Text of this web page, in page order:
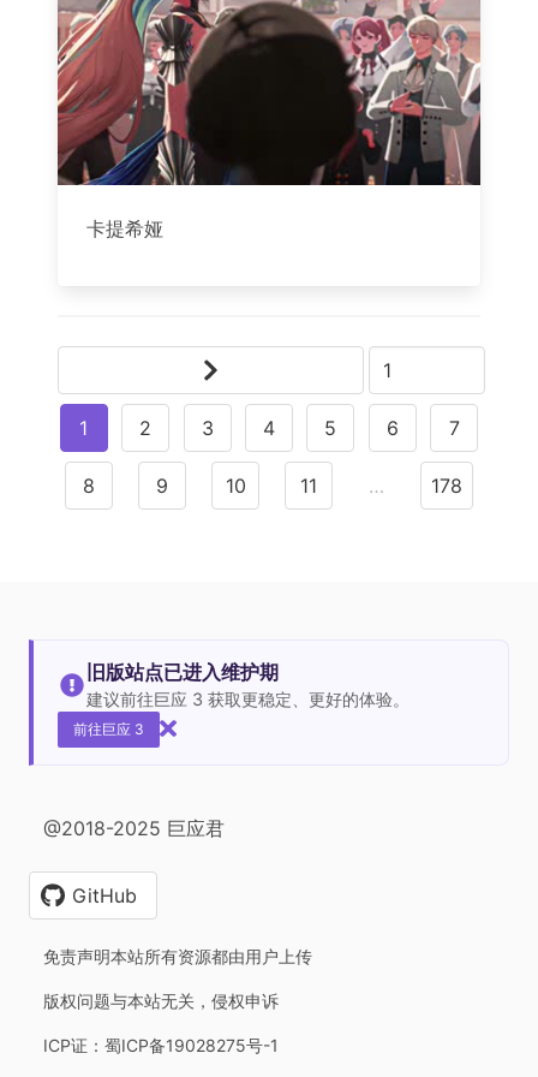
卡提希娅
1 2 3 4 5 6 7
8 9 10 11 … 178
旧版站点已进入维护期
建议前往巨应 3 获取更稳定、更好的体验。
前往巨应 3
@2018-2025 巨应君
GitHub
免责声明本站所有资源都由用户上传
版权问题与本站无关，侵权申诉
ICP证：蜀ICP备19028275号-1